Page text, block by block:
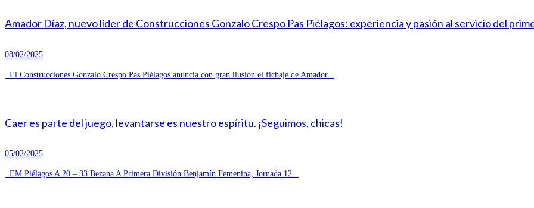
Amador Díaz, nuevo líder de Construcciones Gonzalo Crespo Pas Piélagos: experiencia y pasión al servicio del
08/02/2025
El Construcciones Gonzalo Crespo Pas Piélagos anuncia con gran ilusión el fichaje de Amador...
Caer es parte del juego, levantarse es nuestro espíritu. ¡Seguimos, chicas!
05/02/2025
EM Piélagos A 20 – 33 Bezana A Primera División Benjamín Femenina, Jornada 12...